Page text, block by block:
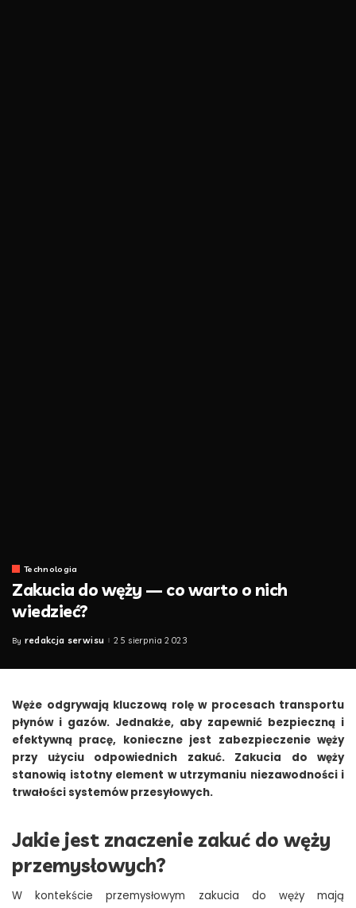
Technologia
Zakucia do węży — co warto o nich
wiedzieć?
Posted
By redakcja serwisu 25 sierpnia 2023
Węże odgrywają kluczową rolę w procesach transportu
płynów i gazów. Jednakże, aby zapewnić bezpieczną i
efektywną pracę, konieczne jest zabezpieczenie węży
przy użyciu odpowiednich zakuć. Zakucia do węży
stanowią istotny element w utrzymaniu niezawodności i
trwałości systemów przesyłowych.
Jakie jest znaczenie zakuć do węży
przemysłowych?
W kontekście przemysłowym zakucia do węży mają